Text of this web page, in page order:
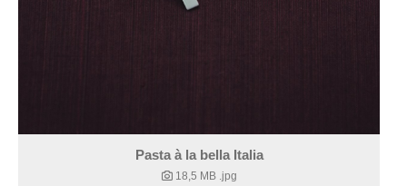
Pasta à la bella Italia
18,5 MB .jpg